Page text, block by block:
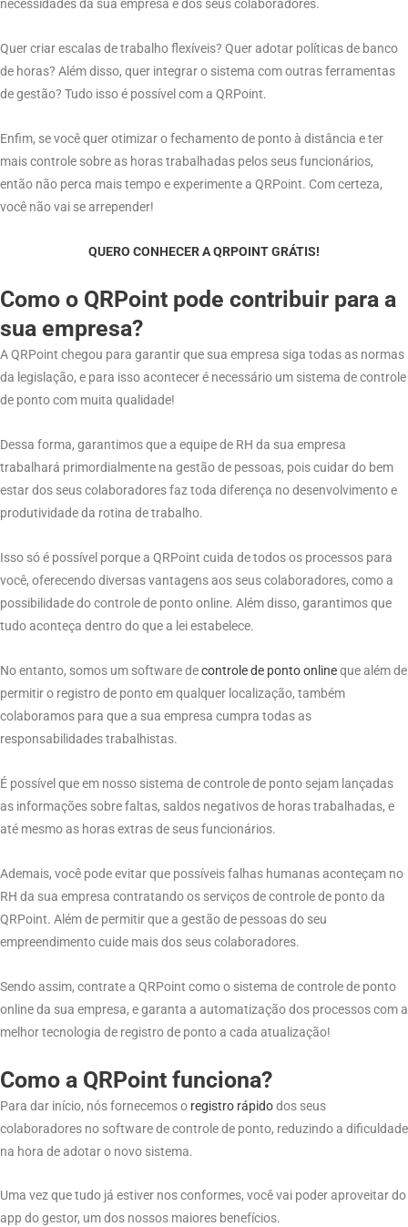
necessidades da sua empresa e dos seus colaboradores.
Quer criar escalas de trabalho flexíveis? Quer adotar políticas de banco
de horas? Além disso, quer integrar o sistema com outras ferramentas
de gestão? Tudo isso é possível com a QRPoint.
Enfim, se você quer otimizar o fechamento de ponto à distância e ter
mais controle sobre as horas trabalhadas pelos seus funcionários,
então não perca mais tempo e experimente a QRPoint. Com certeza,
você não vai se arrepender!
QUERO CONHECER A QRPOINT GRÁTIS!
Como o QRPoint pode contribuir para a
sua empresa?
A QRPoint chegou para garantir que sua empresa siga todas as normas
da legislação, e para isso acontecer é necessário um sistema de controle
de ponto com muita qualidade!
Dessa forma, garantimos que a equipe de RH da sua empresa
trabalhará primordialmente na gestão de pessoas, pois cuidar do bem
estar dos seus colaboradores faz toda diferença no desenvolvimento e
produtividade da rotina de trabalho.
Isso só é possível porque a QRPoint cuida de todos os processos para
você, oferecendo diversas vantagens aos seus colaboradores, como a
possibilidade do controle de pontoonline. Além disso, garantimos que
tudo aconteça dentro do que a lei estabelece.
No entanto, somos um software decontrole de ponto onlineque além de
permitir o registro de ponto em qualquer localização, também
colaboramos para que a sua empresa cumpra todas as
responsabilidades trabalhistas.
É possível que em nosso sistema de controle de ponto sejam lançadas
as informações sobre faltas, saldos negativos de horas trabalhadas, e
até mesmo as horas extras de seus funcionários.
Ademais, você pode evitar que possíveis falhas humanas aconteçam no
RH da sua empresa contratando os serviços de controle de ponto da
QRPoint. Além de permitir que a gestão de pessoas do seu
empreendimento cuide mais dos seus colaboradores.
Sendo assim, contrate a QRPoint como o sistema de controle de ponto
online da sua empresa, e garanta a automatização dos processos com a
melhor tecnologia de registro de ponto a cada atualização!
Como a QRPoint funciona?
Para dar início, nós fornecemos o registro rápidodos seus
colaboradores no software de controle de ponto, reduzindo a dificuldade
na hora de adotar o novo sistema.
Uma vez que tudo já estiver nos conformes, você vai poder aproveitar do
app do gestor, um dos nossos maiores benefícios.